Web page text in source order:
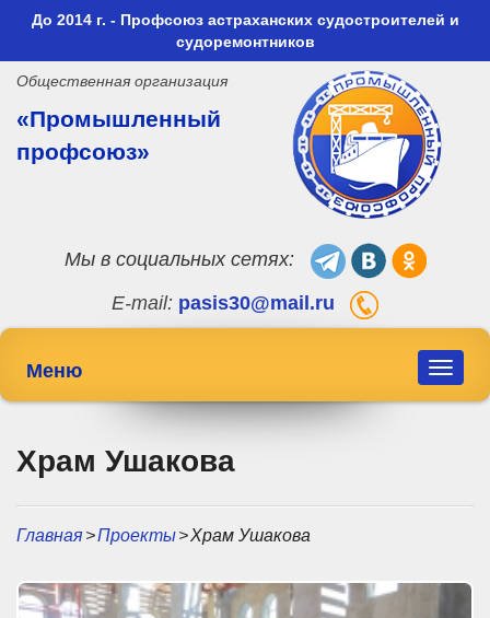
До 2014 г. - Профсоюз астраханских судостроителей и
судоремонтников
Общественная организация
«Промышленный
профсоюз»
Мы в социальных сетях:
E-mail: pasis30@mail.ru
Toggle
Меню
Храм Ушакова
Главная>Проекты>Храм Ушакова